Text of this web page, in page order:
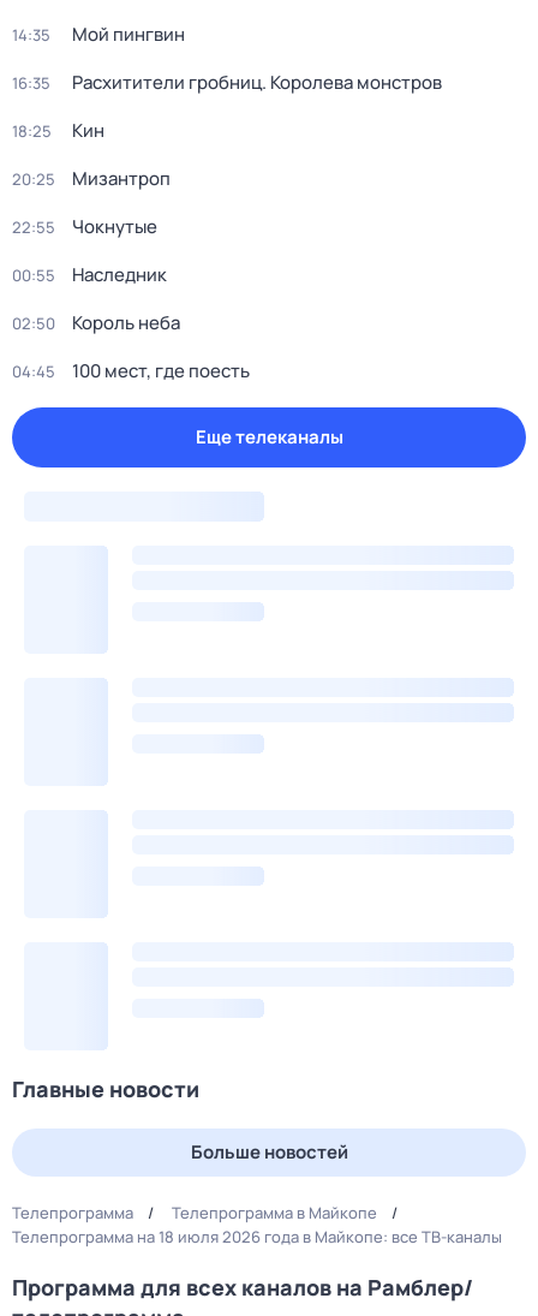
14:35 Мой пингвин
16:35 Расхитители гробниц. Королева монстров
18:25 Кин
20:25 Мизантроп
22:55 Чокнутые
00:55 Наследник
02:50 Король неба
04:45 100 мест, гдe поеcть
Еще телеканалы
Главные новости
Больше новостей
Телепрограмма
Телепрограмма в Майкопе
Телепрограмма на 18 июля 2026 года в Майкопе: все ТВ-каналы
Программа для всех каналов на Рамблер/